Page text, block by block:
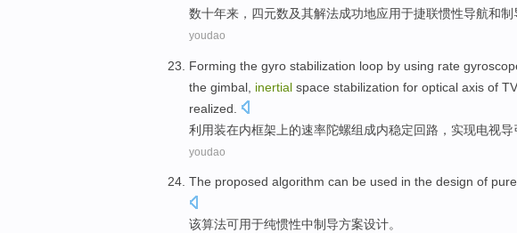
数十年来， 四元数及其解法成功地应用于捷联惯性导航和制
youdao
Forming the gyro stabilization loop by using rate
the gimbal, inertial space stabilization for optical axis of TV
realized
利用装在内框架 上的速率陀螺组成内稳定回路 ， 实现电视导
youdao
The proposed algorithm can be used in the design of pure
该算法可用于纯惯性中制导方案设计。